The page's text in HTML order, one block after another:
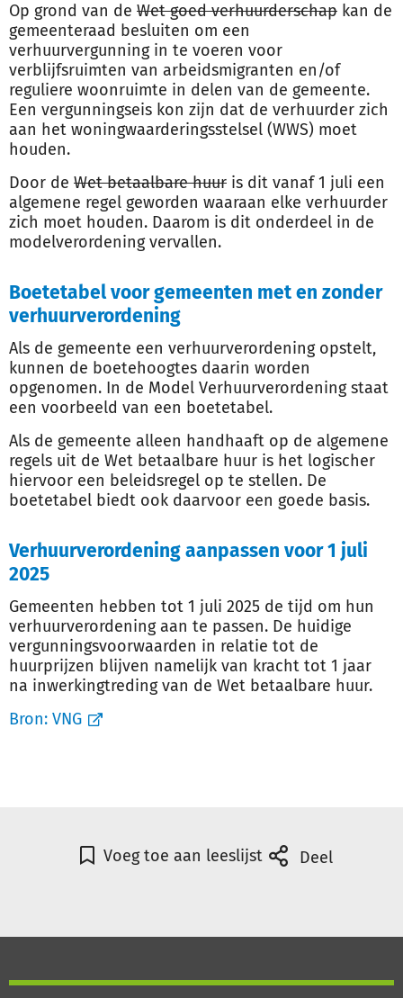
Op grond van de Wet goed verhuurderschap kan de
gemeenteraad besluiten om een
verhuurvergunning in te voeren voor
verblijfsruimten van arbeidsmigranten en/of
reguliere woonruimte in delen van de gemeente.
Een vergunningseis kon zijn dat de verhuurder zich
aan het woningwaarderingsstelsel (WWS) moet
houden.
Door de Wet betaalbare huur is dit vanaf 1 juli een
algemene regel geworden waaraan elke verhuurder
zich moet houden. Daarom is dit onderdeel in de
modelverordening vervallen.
Boetetabel voor gemeenten met en zonder
verhuurverordening
Als de gemeente een verhuurverordening opstelt,
kunnen de boetehoogtes daarin worden
opgenomen. In de Model Verhuurverordening staat
een voorbeeld van een boetetabel.
Als de gemeente alleen handhaaft op de algemene
regels uit de Wet betaalbare huur is het logischer
hiervoor een beleidsregel op te stellen. De
boetetabel biedt ook daarvoor een goede basis.
Verhuurverordening aanpassen voor 1 juli
2025
Gemeenten hebben tot 1 juli 2025 de tijd om hun
verhuurverordening aan te passen. De huidige
vergunningsvoorwaarden in relatie tot de
huurprijzen blijven namelijk van kracht tot 1 jaar
na inwerkingtreding van de Wet betaalbare huur.
Bron: VNG
Voeg toe aan leeslijst Deel